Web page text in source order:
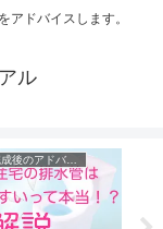
アドバイスします。
ル
マイホーム完成後のアドバイス